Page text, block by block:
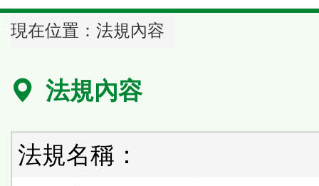
區
塊
現在位置： 法規內容
法規內容
法規名稱：